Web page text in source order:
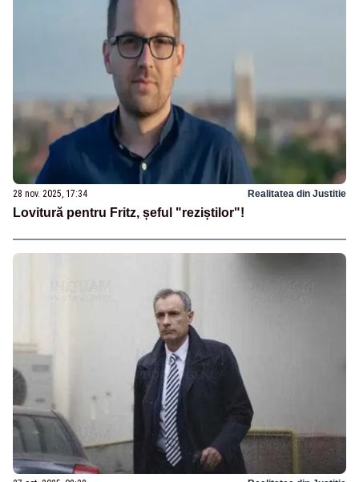
28 nov. 2025, 17:34 Realitatea din Justitie
Lovitură pentru Fritz, șeful "reziștilor"!